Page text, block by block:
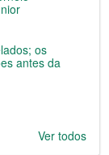
os
antes da
Ver todos